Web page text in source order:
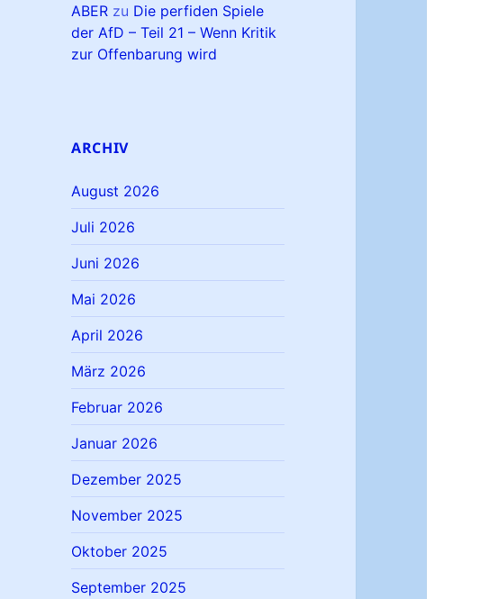
ABER zu Die perfiden Spiele
der AfD – Teil 21 – Wenn Kritik
zur Offenbarung wird
ARCHIV
August 2026
Juli 2026
Juni 2026
Mai 2026
April 2026
März 2026
Februar 2026
Januar 2026
Dezember 2025
November 2025
Oktober 2025
September 2025